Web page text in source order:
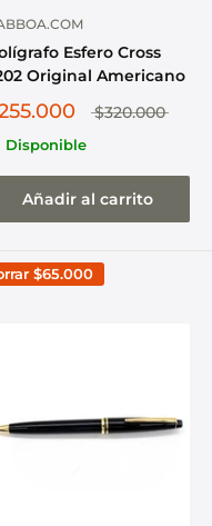
Esfero Cross
Original Americano
$320.000
Disponible
Añadir al carrito
$65.000